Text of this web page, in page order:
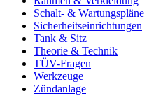
Schalt- & Wartungspläne
Sicherheitseinrichtungen
Tank & Sitz
Theorie & Technik
TÜV-Fragen
Werkzeuge
Zündanlage